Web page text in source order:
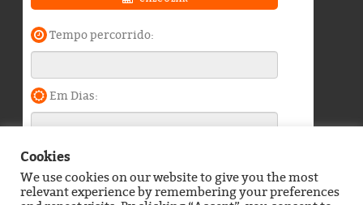
Blog do Durango Duarte © 2026. Todos os direitos
reservados.
Cookies
We use cookies on our website to give you the most
relevant experience by remembering your preferences